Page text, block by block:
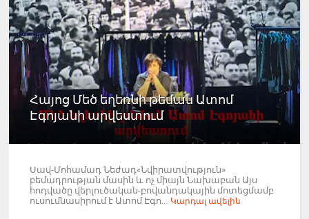
Հայոց Մեծ եղեռնի թեման Ատոմ
Էգոյանի արվեստում
Սավ-Մոհամադ Նեժադ«Նվիրատվություն»
բեմադրության մասին և ոչ միայն Նախաբան Այս
հոդվածը վերլուծական-բովանդակային մոտեցմամբ
ուսումնասիրում է Ատոմ Էգո... Կարդալ ավելին